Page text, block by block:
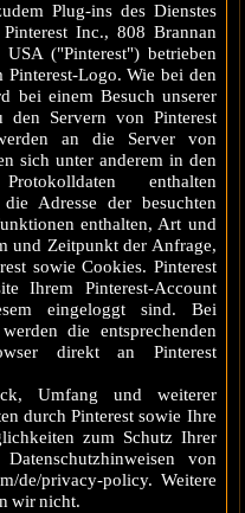
Plug-ins des Dienstes
Inc., 808 Brannan
("Pinterest") betrieben
Logo. Wie bei den
bei einem Besuch unserer
den Servern von Pinterest
an die Server von
sich unter anderem in den
enthalten
Adresse der besuchten
enthalten, Art und
und Zeitpunkt der Anfrage,
sowie Cookies. Pinterest
Ihrem Pinterest-Account
eingeloggt sind. Bei
die entsprechenden
direkt an Pinterest
Umfang und weiterer
durch Pinterest sowie Ihre
zum Schutz Ihrer
von
de/privacy-policy. Weitere
wir nicht.